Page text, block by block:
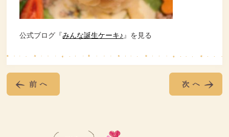
公式ブログ『みんな誕生ケーキ♪ 』を見る